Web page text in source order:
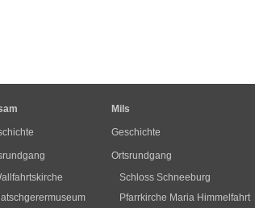
Mils
Geschichte
Ortsrundgang
Schloss Schneeburg
Pfarrkirche Maria Himmelfahrt